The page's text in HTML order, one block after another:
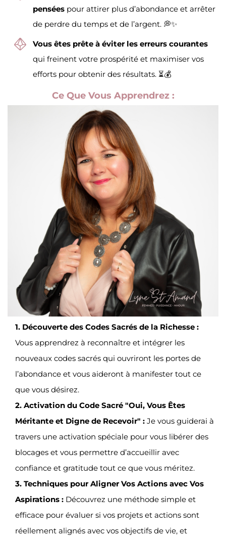
pensées pour attirer plus d’abondance et arrêter
de perdre du temps et de l’argent. 💭✨
Vous êtes prête à éviter les erreurs courantes
qui freinent votre prospérité et maximiser vos
efforts pour obtenir des résultats. ⏳💰
Ce Que Vous Apprendrez :
1. Découverte des Codes Sacrés de la Richesse :
Vous apprendrez à reconnaître et intégrer les
nouveaux codes sacrés qui ouvriront les portes de
l’abondance et vous aideront à manifester tout ce
que vous désirez.
2. Activation du Code Sacré "Oui, Vous Êtes
Méritante et Digne de Recevoir" : Je vous guiderai à
travers une activation spéciale pour vous libérer des
blocages et vous permettre d’accueillir avec
confiance et gratitude tout ce que vous méritez.
3. Techniques pour Aligner Vos Actions avec Vos
Aspirations : Découvrez une méthode simple et
efficace pour évaluer si vos projets et actions sont
réellement alignés avec vos objectifs de vie, et